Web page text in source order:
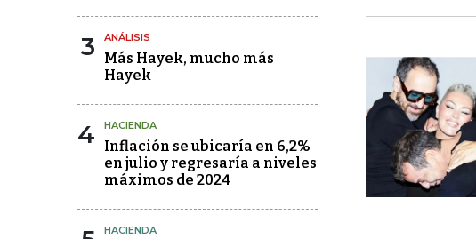
3 ANÁLISIS
Más Hayek, mucho más
Hayek
4 HACIENDA
Inflación se ubicaría en 6,2%
en julio y regresaría a niveles
máximos de 2024
HACIENDA